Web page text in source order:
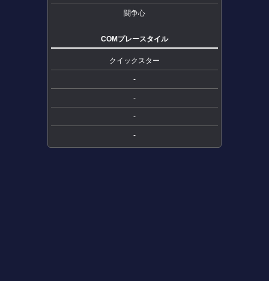
闘争心
COMプレースタイル
クイックスター
-
-
-
-